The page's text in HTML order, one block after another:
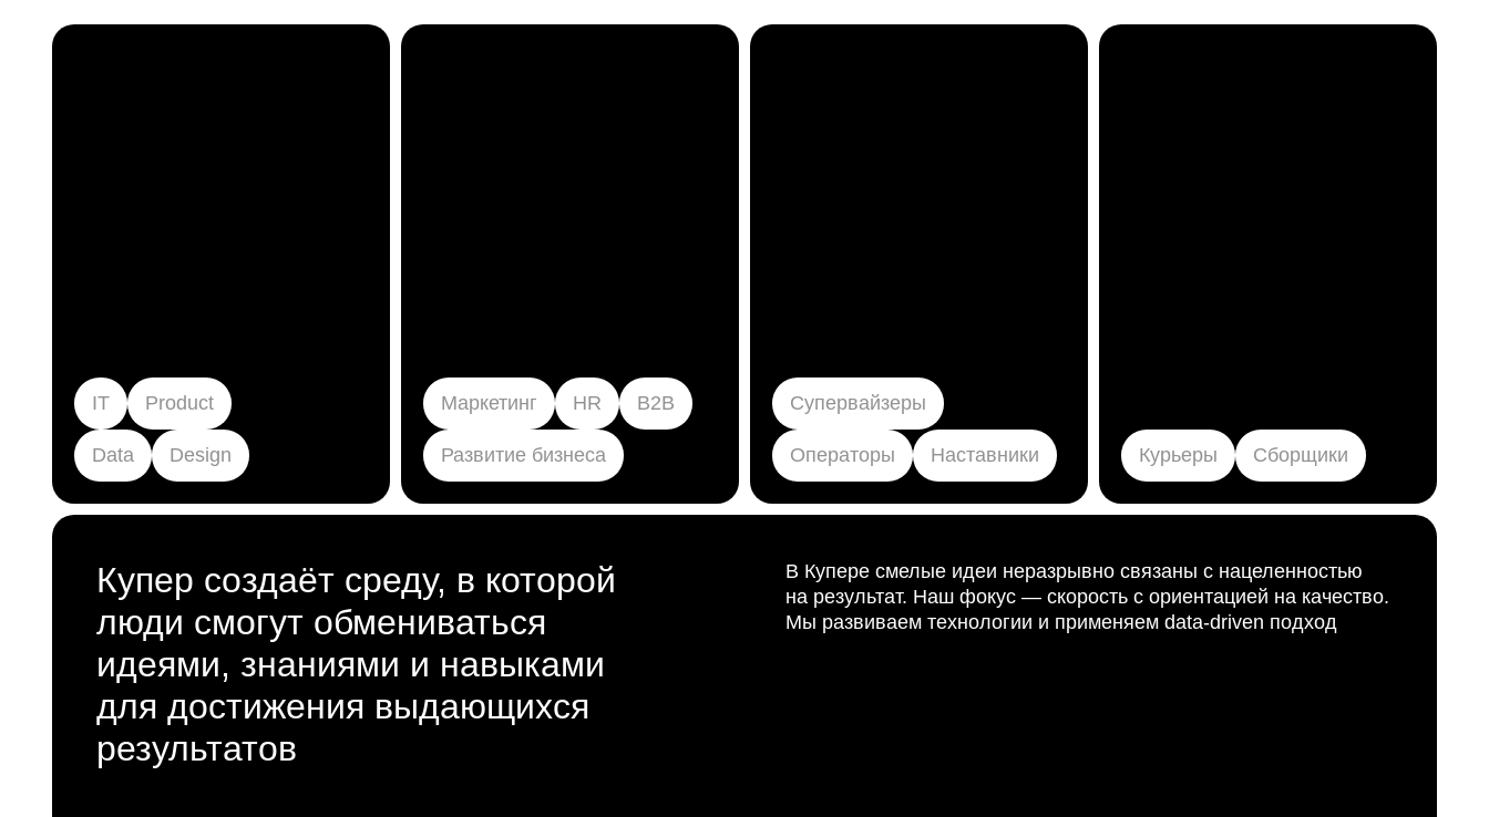
IT Product
Data Design
Маркетинг HR B2B
Развитие бизнеса
Cупервайзеры
Операторы Наставники Курьеры Сборщики
Купер создаёт среду, в которой
люди смогут обмениваться
идеями, знаниями и навыками
для достижения выдающихся
результатов
В Купере смелые идеи неразрывно связаны с нацеленностью
на результат. Наш фокус — скорость с ориентацией на качество.
Мы развиваем технологии и применяемdata-driven подход